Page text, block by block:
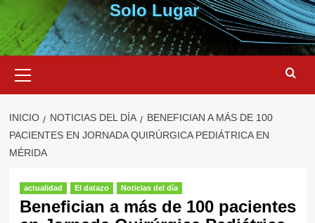
Solo Lugar
primario
INICIO NOTICIAS DEL DÍA
BENEFICIAN A MÁS DE 100
PACIENTES EN JORNADA QUIRÚRGICA PEDIÁTRICA EN
MÉRIDA
actualidad El datazo Noticias del día
Benefician a más de 100 pacientes